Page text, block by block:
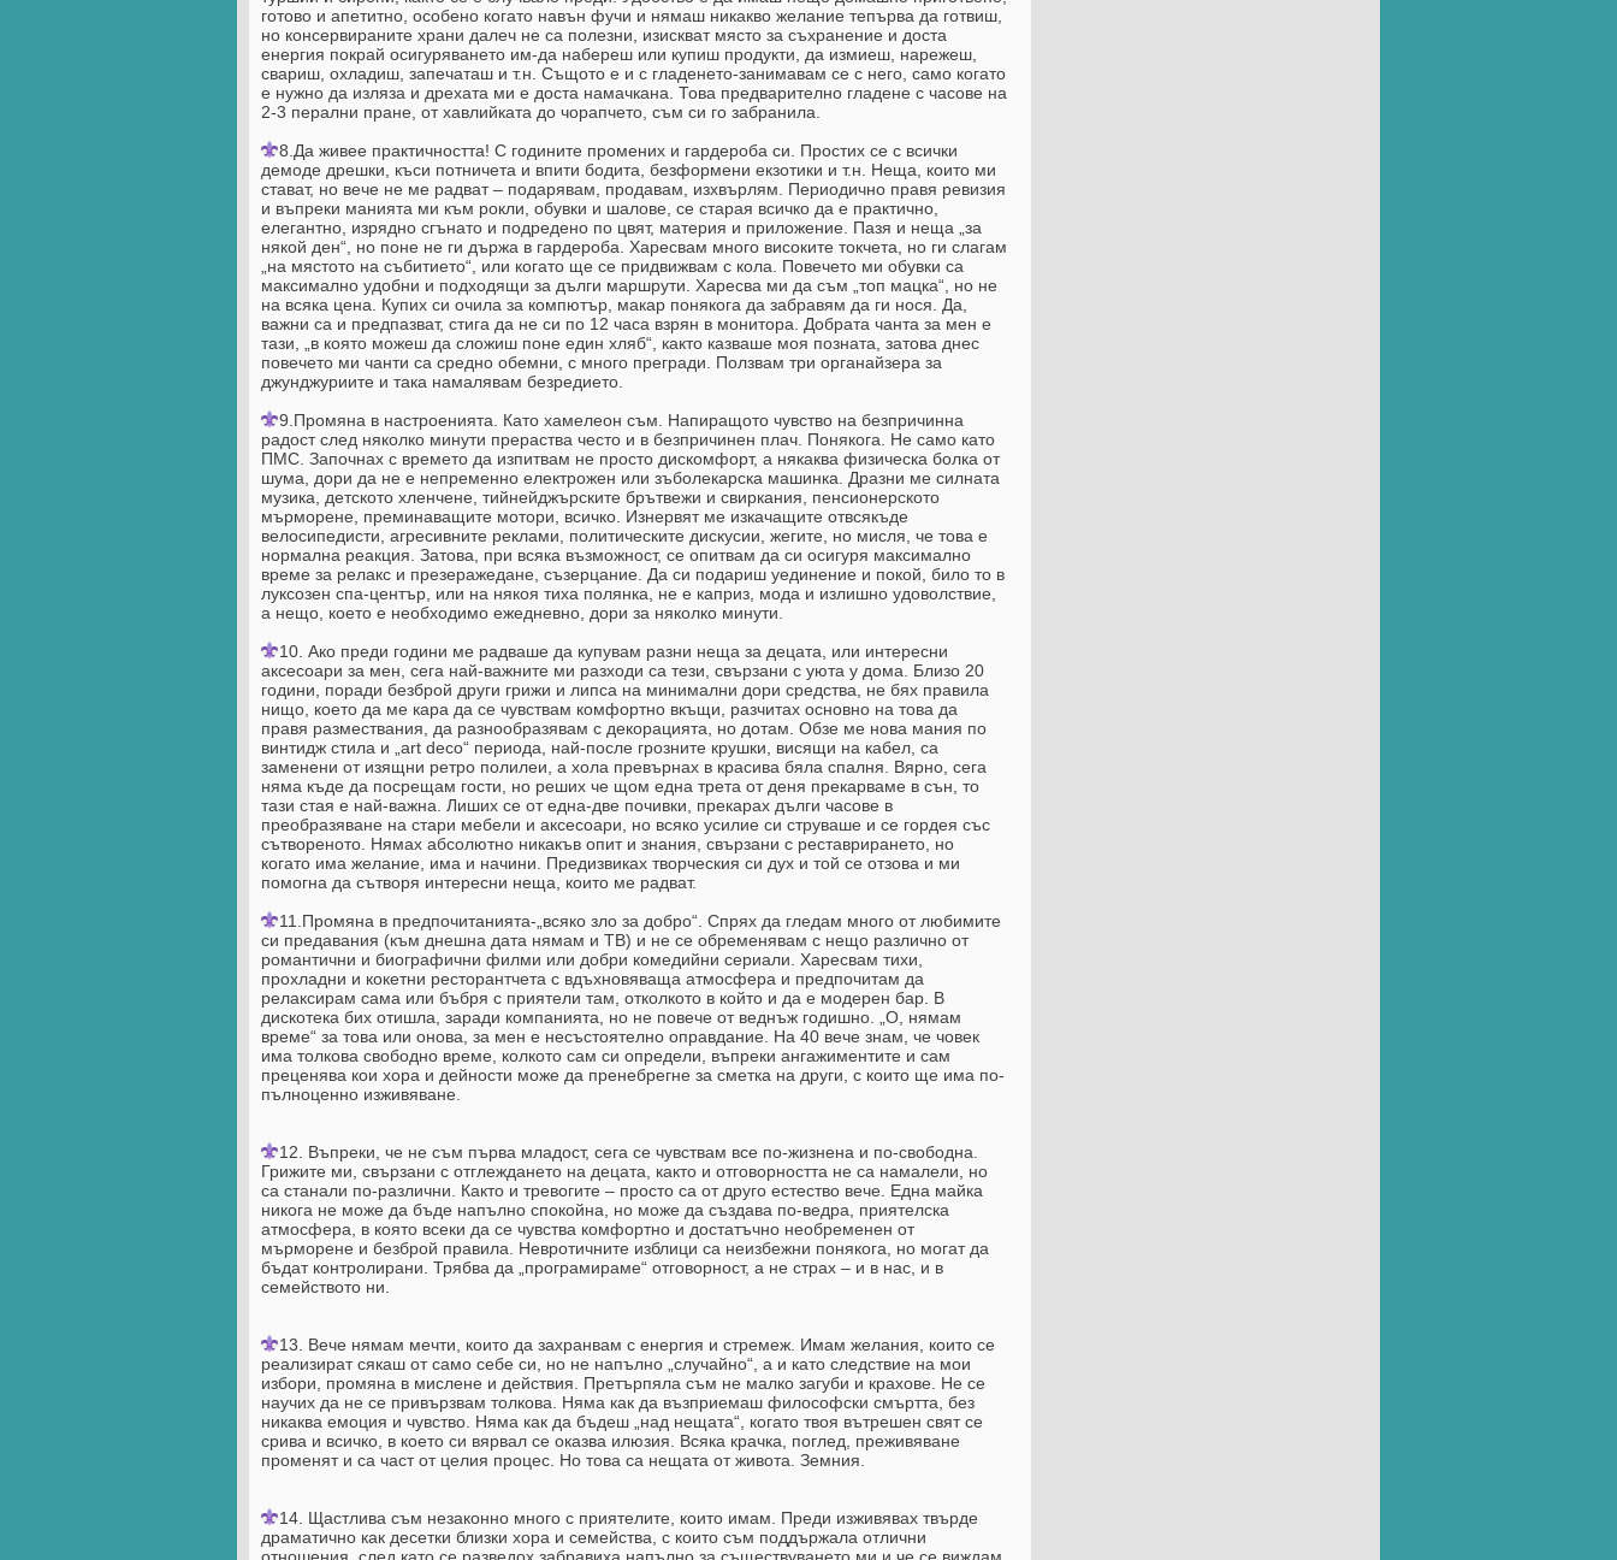
готово и апетитно, особено когато навън фучи и нямаш никакво желание тепърва да готвиш,
но консервираните храни далеч не са полезни, изискват място за съхранение и доста
енергия покрай осигуряването им-да набереш или купиш продукти, да измиеш, нарежеш,
свариш, охладиш, запечаташ и т.н. Същото е и с гладенето-занимавам се с него, само когато
е нужно да изляза и дрехата ми е доста намачкана. Това предварително гладене с часове на
2-3 перални пране, от хавлийката до чорапчето, съм си го забранила.
8.Да живее практичността! С годините промених и гардероба си. Простих се с всички
демоде дрешки, къси потничета и впити бодита, безформени екзотики и т.н. Неща, които ми
стават, но вече не ме радват – подарявам, продавам, изхвърлям. Периодично правя ревизия
и въпреки манията ми към рокли, обувки и шалове, се старая всичко да е практично,
елегантно, изрядно сгънато и подредено по цвят, материя и приложение. Пазя и неща „за
някой ден“, но поне не ги държа в гардероба. Харесвам много високите токчета, но ги слагам
„на мястото на събитието“, или когато ще се придвижвам с кола. Повечето ми обувки са
максимално удобни и подходящи за дълги маршрути. Харесва ми да съм „топ мацка“, но не
на всяка цена. Купих си очила за компютър, макар понякога да забравям да ги нося. Да,
важни са и предпазват, стига да не си по 12 часа взрян в монитора. Добрата чанта за мен е
тази, „в която можеш да сложиш поне един хляб“, както казваше моя позната, затова днес
повечето ми чанти са средно обемни, с много прегради. Ползвам три органайзера за
джунджуриите и така намалявам безредието.
9.Промяна в настроенията. Като хамелеон съм. Напиращото чувство на безпричинна
радост след няколко минути прераства често и в безпричинен плач. Понякога. Не само като
ПМС. Започнах с времето да изпитвам не просто дискомфорт, а някаква физическа болка от
шума, дори да не е непременно електрожен или зъболекарска машинка. Дразни ме силната
музика, детското хленчене, тийнейджърските брътвежи и свиркания, пенсионерското
мърморене, преминаващите мотори, всичко. Изнервят ме изкачащите отвсякъде
велосипедисти, агресивните реклами, политическите дискусии, жегите, но мисля, че това е
нормална реакция. Затова, при всяка възможност, се опитвам да си осигуря максимално
време за релакс и презеражедане, съзерцание. Да си подариш уединение и покой, било то в
луксозен спа-център, или на някоя тиха полянка, не е каприз, мода и излишно удоволствие,
а нещо, което е необходимо ежедневно, дори за няколко минути.
10. Ако преди години ме радваше да купувам разни неща за децата, или интересни
аксесоари за мен, сега най-важните ми разходи са тези, свързани с уюта у дома. Близо 20
години, поради безброй други грижи и липса на минимални дори средства, не бях правила
нищо, което да ме кара да се чувствам комфортно вкъщи, разчитах основно на това да
правя размествания, да разнообразявам с декорацията, но дотам. Обзе ме нова мания по
винтидж стила и „art deco“ периода, най-после грозните крушки, висящи на кабел, са
заменени от изящни ретро полилеи, а хола превърнах в красива бяла спалня. Вярно, сега
няма къде да посрещам гости, но реших че щом една трета от деня прекарваме в сън, то
тази стая е най-важна. Лиших се от една-две почивки, прекарах дълги часове в
преобразяване на стари мебели и аксесоари, но всяко усилие си струваше и се гордея със
сътвореното. Нямах абсолютно никакъв опит и знания, свързани с реставрирането, но
когато има желание, има и начини. Предизвиках творческия си дух и той се отзова и ми
помогна да сътворя интересни неща, които ме радват.
11.Промяна в предпочитанията-„всяко зло за добро“. Спрях да гледам много от любимите
си предавания (към днешна дата нямам и ТВ) и не се обременявам с нещо различно от
романтични и биографични филми или добри комедийни сериали. Харесвам тихи,
прохладни и кокетни ресторантчета с вдъхновяваща атмосфера и предпочитам да
релаксирам сама или бъбря с приятели там, отколкото в който и да е модерен бар. В
дискотека бих отишла, заради компанията, но не повече от веднъж годишно. „О, нямам
време“ за това или онова, за мен е несъстоятелно оправдание. На 40 вече знам, че човек
има толкова свободно време, колкото сам си определи, въпреки ангажиментите и сам
преценява кои хора и дейности може да пренебрегне за сметка на други, с които ще има по-
пълноценно изживяване.
12. Въпреки, че не съм първа младост, сега се чувствам все по-жизнена и по-свободна.
Грижите ми, свързани с отглеждането на децата, както и отговорността не са намалели, но
са станали по-различни. Както и тревогите – просто са от друго естество вече. Една майка
никога не може да бъде напълно спокойна, но може да създава по-ведра, приятелска
атмосфера, в която всеки да се чувства комфортно и достатъчно необременен от
мърморене и безброй правила. Невротичните изблици са неизбежни понякога, но могат да
бъдат контролирани. Трябва да „програмираме“ отговорност, а не страх – и в нас, и в
семейството ни.
13. Вече нямам мечти, които да захранвам с енергия и стремеж. Имам желания, които се
реализират сякаш от само себе си, но не напълно „случайно“, а и като следствие на мои
избори, промяна в мислене и действия. Претърпяла съм не малко загуби и крахове. Не се
научих да не се привързвам толкова. Няма как да възприемаш философски смъртта, без
никаква емоция и чувство. Няма как да бъдеш „над нещата“, когато твоя вътрешен свят се
срива и всичко, в което си вярвал се оказва илюзия. Всяка крачка, поглед, преживяване
променят и са част от целия процес. Но това са нещата от живота. Земния.
14. Щастлива съм незаконно много с приятелите, които имам. Преди изживявах твърде
драматично как десетки близки хора и семейства, с които съм поддържала отлични
отношения, след като се разведох забравиха напълно за съществуването ми и че се виждам